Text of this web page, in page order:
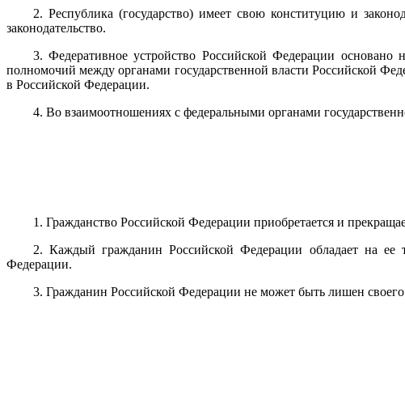
2. Республика (государство) имеет свою конституцию и
законодательство.
3. Федеративное устройство Российской Федерации основано
полномочий между органами государственной власти Российской
в Российской Федерации.
4. Во взаимоотношениях с федеральными органами
1. Гражданство Российской Федерации приобретается и
2. Каждый гражданин Российской Федерации обладает на ее
Федерации.
3. Гражданин Российской Федерации не может быть лишен